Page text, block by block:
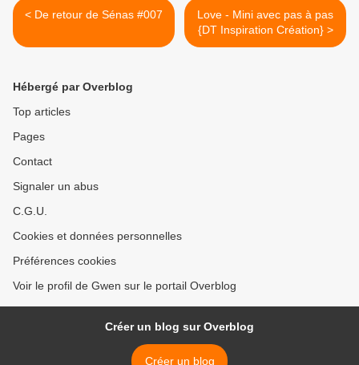
< De retour de Sénas #007
Love - Mini avec pas à pas
{DT Inspiration Création} >
Hébergé par Overblog
Top articles
Pages
Contact
Signaler un abus
C.G.U.
Cookies et données personnelles
Préférences cookies
Voir le profil de Gwen sur le portail Overblog
Créer un blog sur Overblog
Créer un blog